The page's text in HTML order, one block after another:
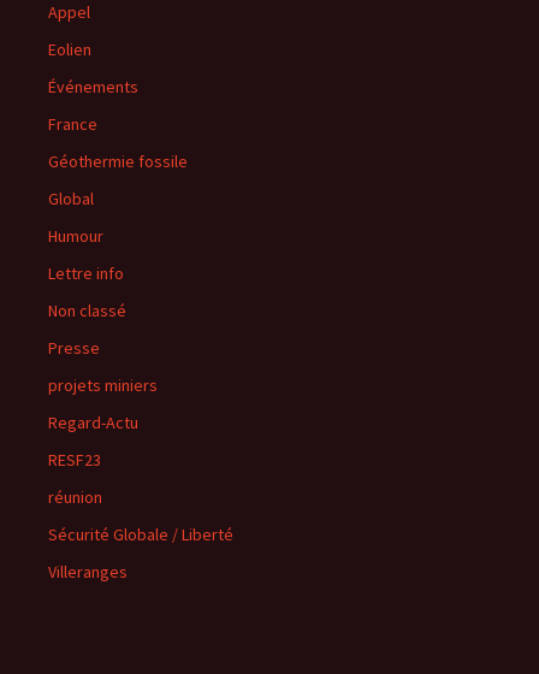
Appel
Eolien
Événements
France
Géothermie fossile
Global
Humour
Lettre info
Non classé
Presse
projets miniers
Regard-Actu
RESF23
réunion
Sécurité Globale / Liberté
Villeranges